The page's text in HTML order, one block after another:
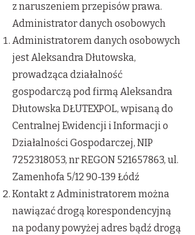
z naruszeniem przepisów prawa.
Administrator danych osobowych
Administratorem danych osobowych
jest Aleksandra Dłutowska,
prowadząca działalność
gospodarczą pod firmą Aleksandra
Dłutowska DŁUTEXPOL, wpisaną do
Centralnej Ewidencji i Informacji o
Działalności Gospodarczej, NIP
7252318053, nr REGON 521657863, ul.
Zamenhofa 5/12 90-139 Łódź
Kontakt z Administratorem można
nawiązać drogą korespondencyjną
na podany powyżej adres bądź drogą